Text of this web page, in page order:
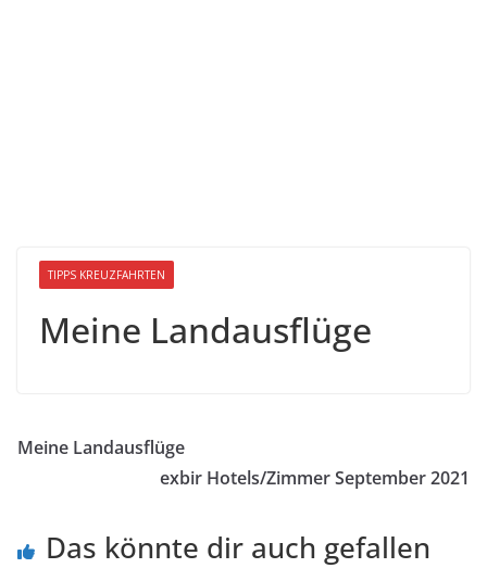
TIPPS KREUZFAHRTEN
Meine Landausflüge
Meine Landausflüge
exbir Hotels/Zimmer September 2021
Das könnte dir auch gefallen